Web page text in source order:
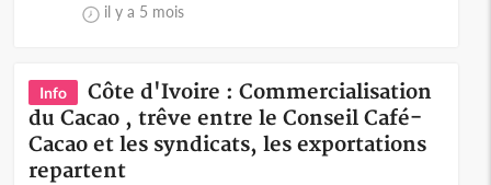
il y a 5 mois
Info
Côte d'Ivoire : Commercialisation
du Cacao , trêve entre le Conseil Café-
Cacao et les syndicats, les exportations
repartent